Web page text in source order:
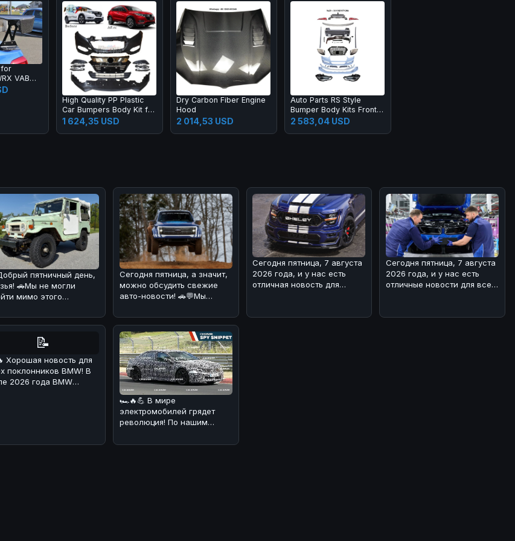
for
VAB
Wing
Fiber
High Quality PP Plastic
Car Bumpers Body Kit for
Honda 2015 HRV Vezel
Upgrade 20 19
1 624,35 USD
Dry Carbon Fiber Engine
Hood
2 014,53 USD
Auto Parts RS Style
Bumper Body Kits Front
Lip Diffuser Side Skirts
Headlights Taillights
2 583,04 USD
пятничный день,
🚗Мы не могли
мимо этого
Land
Сегодня пятница, а значит,
можно обсудить свежие
авто-новости! 🚗💬Мы
Ford
Сегодня пятница, 7 августа
2026 года, и у нас есть
отличная новость для
Сегодня пятница, 7 августа
2026 года, и у нас есть
отличные новости для всех
📝
Хорошая новость для
поклонников BMW! В
2026 года BMW
🏎🔥💪 В мире
электромобилей грядет
революция! По нашим
аж четыре электриче